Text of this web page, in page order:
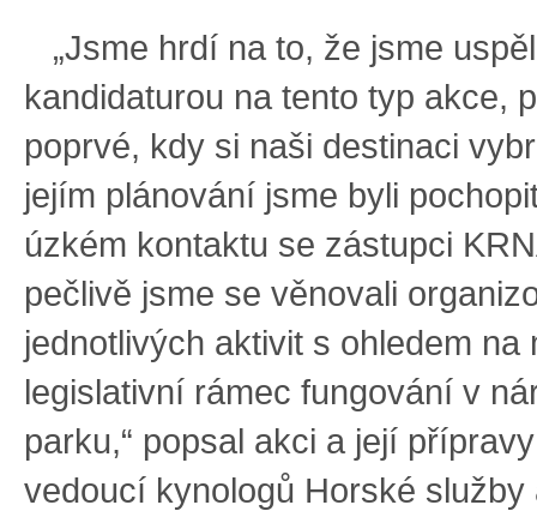
„Jsme hrdí na to, že jsme
kandidaturou na tento typ akce,
poprvé, kdy si naši destinaci
jejím plánování jsme byli
úzkém kontaktu se zástupci
pečlivě jsme se věnovali
jednotlivých aktivit s ohledem na
legislativní rámec fungování v
parku,“ popsal akci a její
vedoucí kynologů Horské služby